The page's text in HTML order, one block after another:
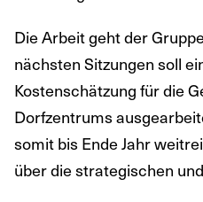
Die Arbeit geht der
nächsten Sitzungen soll
Kostenschätzung für die
Dorfzentrums
somit bis Ende Jahr
über die strategischen